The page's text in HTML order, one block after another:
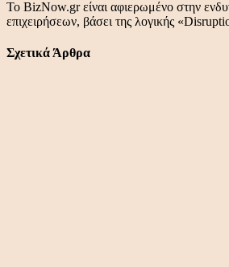
Το BizNow.gr είναι αφιερωμένο στην
επιχειρήσεων, βάσει της λογικής
Σχετικά Άρθρα